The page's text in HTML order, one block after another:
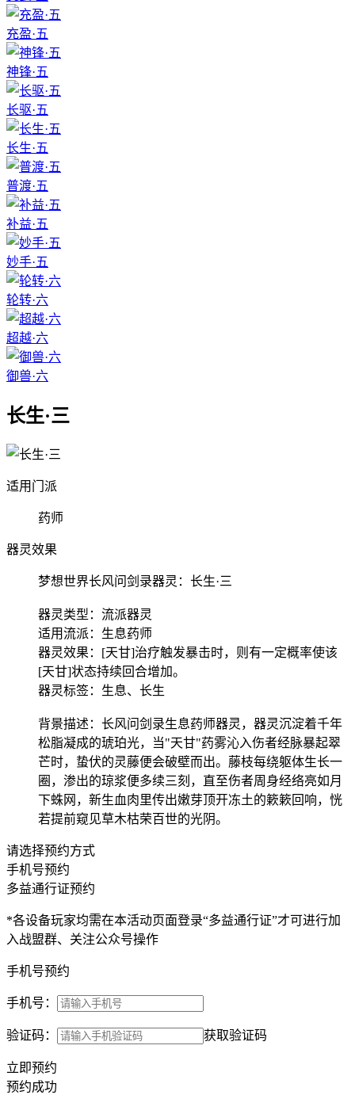
充盈·五
神锋·五
长驱·五
长生·五
普渡·五
补益·五
妙手·五
轮转·六
超越·六
御兽·六
长生·三
适用门派
药师
器灵效果
梦想世界长风问剑录器灵：长生·三
器灵类型：流派器灵
适用流派：生息药师
器灵效果：[天甘]治疗触发暴击时，则有一定概率使该
[天甘]状态持续回合增加。
器灵标签：生息、长生
背景描述：长风问剑录生息药师器灵，器灵沉淀着千年
松脂凝成的琥珀光，当"天甘"药雾沁入伤者经脉暴起翠
芒时，蛰伏的灵藤便会破壁而出。藤枝每绕躯体生长一
圈，渗出的琼浆便多续三刻，直至伤者周身经络亮如月
下蛛网，新生血肉里传出嫩芽顶开冻土的簌簌回响，恍
若提前窥见草木枯荣百世的光阴。
请选择预约方式
手机号预约
多益通行证预约
*各设备玩家均需在本活动页面登录“多益通行证”才可进行加
入战盟群、关注公众号操作
手机号预约
手机号：
验证码： 获取验证码
立即预约
预约成功